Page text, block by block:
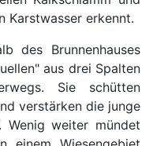
Karstwasser erkennt.
des Brunnenhauses
aus drei Spalten
Sie schütten
verstärken die junge
Wenig weiter mündet